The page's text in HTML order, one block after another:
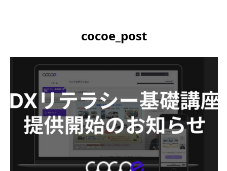
cocoe_post